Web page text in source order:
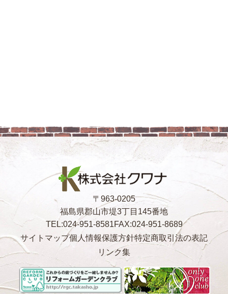
〒963-0205
福島県郡山市堤3丁目145番地
TEL:024-951-8581FAX:024-951-8689
サイトマップ個人情報保護方針特定商取引法の表記
リンク集